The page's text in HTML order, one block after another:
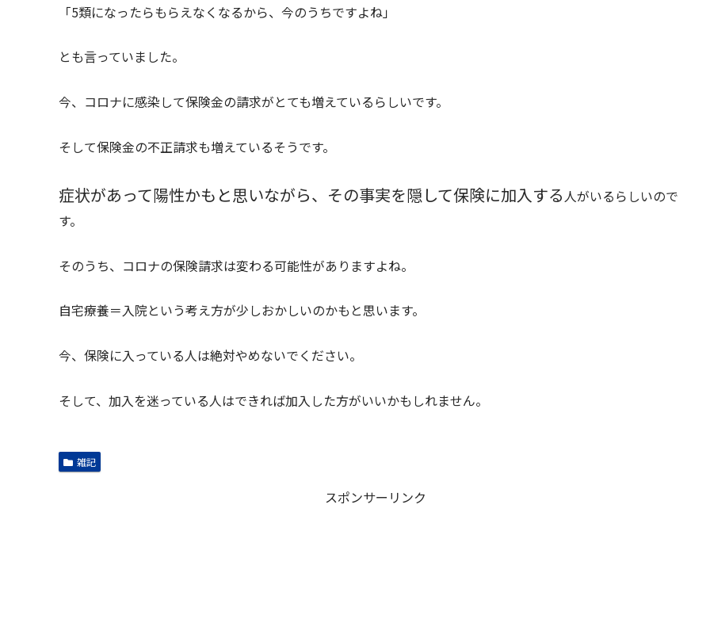
「5類になったらもらえなくなるから、今のうちですよね」
とも言っていました。
今、コロナに感染して保険金の請求がとても増えているらしいです。
そして保険金の不正請求も増えているそうです。
症状があって陽性かもと思いながら、その事実を隠して保険に加入する 人がいるらしいので
す。
そのうち、コロナの保険請求は変わる可能性がありますよね。
自宅療養＝入院という考え方が少しおかしいのかもと思います。
今、保険に入っている人は絶対やめないでください。
そして、加入を迷っている人はできれば加入した方がいいかもしれません。
雑記
スポンサーリンク